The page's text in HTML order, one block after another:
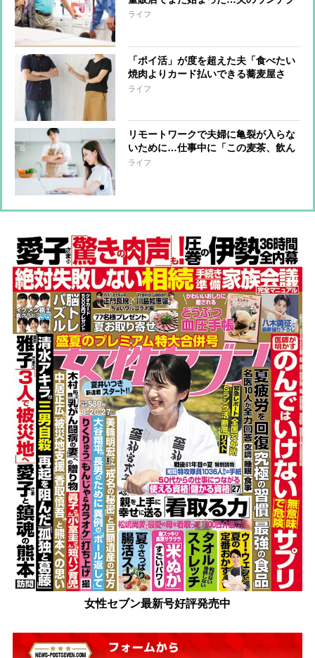
をすぐに終わらせる秘策とは？
ライフ
「ポイ活」が度を超えた夫「食べたい
焼肉よりカード払いできる蕎麦屋さ
ん」、うんざりした妻がとるべき行動
ライフ
リモートワークで夫婦に亀裂が入らな
いために…仕事中に「この麦茶、飲ん
でもいい？」もダメ、空間も時間もわ
ライフ
女性セブン最新号好評発売中